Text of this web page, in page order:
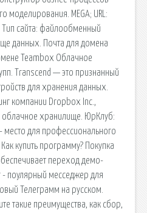
моделирования. MEGA; URL:
сайта: файлообменный
данных. Почта для домена
Teambox Облачное
Transcend — это признанный
для хранения данных.
компании Dropbox Inc.,
хранилище. ЮрКлуб:
место для профессионального
купить программу? Покупка
переход демо-
- поулярный месседжер для
Телеграмм на русском.
такие преимущества, как сбор,